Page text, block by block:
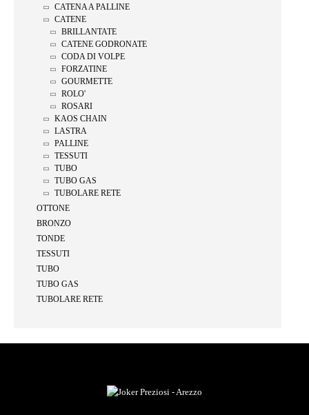
CATENA A PALLINE
CATENE
BRILLANTATE
CATENE GODRONATE
CODA DI VOLPE
FORZATINE
GOURMETTE
ROLO'
ROSARI
KAOS CHAIN
LASTRA
PALLINE
TESSUTI
TUBO
TUBO GAS
TUBOLARE RETE
OTTONE
BRONZO
TONDE
TESSUTI
TUBO
TUBO GAS
TUBOLARE RETE